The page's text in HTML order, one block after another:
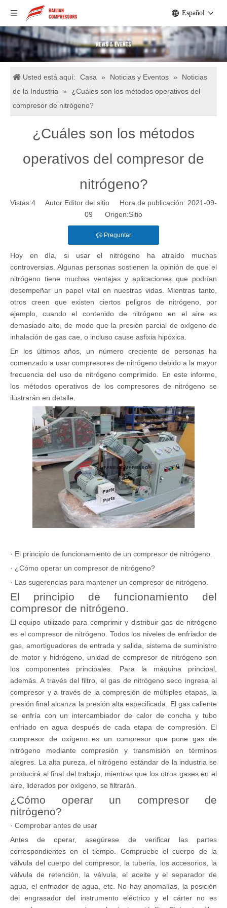
Español
Usted está aquí: Casa » Noticias y Eventos »
Noticias
de la Industria
»
¿Cuáles son los métodos operativos del
compresor de nitrógeno?
¿Cuáles son los métodos
operativos del compresor de
nitrógeno?
Vistas:4 Autor:Editor del sitio Hora de publicación: 2021-09-
09 Origen:Sitio
Preguntar
Hoy en día, si usar el nitrógeno ha atraído muchas
controversias. Algunas personas sostienen la opinión de que el
nitrógeno tiene muchas ventajas y aplicaciones que podrían
desempeñar un papel vital en nuestras vidas. Mientras tanto,
otros creen que existen ciertos peligros de nitrógeno, por
ejemplo, cuando el contenido de nitrógeno en el aire es
demasiado alto, de modo que la presión parcial de oxígeno de
inhalación de gas cae, o incluso cause asfixia hipóxica.
En los últimos años, un número creciente de personas ha
comenzado a usar compresores de nitrógeno debido a la mayor
frecuencia del uso de nitrógeno comprimido. En este informe,
los métodos operativos de los compresores de nitrógeno se
ilustrarán en detalle.
· El principio de funcionamiento de un compresor de nitrógeno.
· ¿Cómo operar un compresor de nitrógeno?
· Las sugerencias para mantener un compresor de nitrógeno.
El principio de funcionamiento del
compresor de nitrógeno.
El equipo utilizado para comprimir y distribuir gas de nitrógeno
es el compresor de nitrógeno. Todos los niveles de enfriador de
gas, amortiguadores de entrada y salida, sistema de suministro
de motor y hidrógeno, unidad de compresor de nitrógeno son
los componentes principales. Para la máquina principal,
además. A través del filtro, el gas de nitrógeno seco ingresa al
compresor y a través de la compresión de múltiples etapas, la
presión final alcanza la presión alta especificada. El gas caliente
se enfría con un intercambiador de calor de concha y tubo
enfriado en agua después de cada etapa de compresión. El
compresor de oxígeno es un compresor que pone gas de
nitrógeno mediante compresión y transmisión en términos
alegres. La alta pureza, el nitrógeno estándar de la industria se
producirá al final del trabajo, mientras que los otros gases en el
aire, liderados por oxígeno, se filtrarán.
¿Cómo operar un compresor de
nitrógeno?
· Comprobar antes de usar
Antes de operar, asegúrese de verificar las partes
correspondientes en el tiempo. Compruebe el cuerpo de la
válvula del cuerpo del compresor, la tubería, los accesorios, la
válvula de retención, la válvula, el aceite y el separador de
agua, el enfriador de agua, etc. No hay anomalías, la posición
del engrasador del instrumento eléctrico y el cárter no es